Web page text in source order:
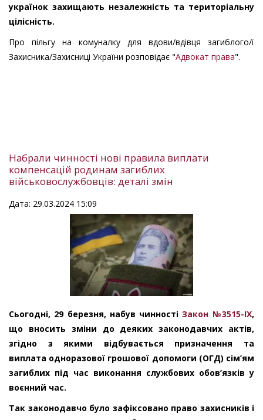
українок захищають незалежність та територіальну
цілісність.
Про пільгу на комуналку для вдови/вдівця загиблого/ї
Захисника/Захисниці України розповідає "Адвокат права".
Набрали чинності нові правила виплати
компенсацій родинам загиблих
військовослужбовців: деталі змін
Дата: 29.03.2024 15:09
Сьогодні, 29 березня, набув чинностіЗакон №3515-IX,
що вносить зміни до деяких законодавчих актів,
згідно з якими відбувається призначення та
виплата одноразової грошової допомоги (ОГД) сім’ям
загиблих під час виконання службових обов’язків у
воєнний час.
Так законодавчо було зафіксовано право захисників і